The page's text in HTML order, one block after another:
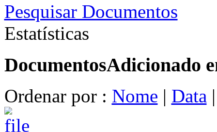
Pesquisar Documentos
Estatísticas
DocumentosAdicionado
Ordenar por : Nome | Data